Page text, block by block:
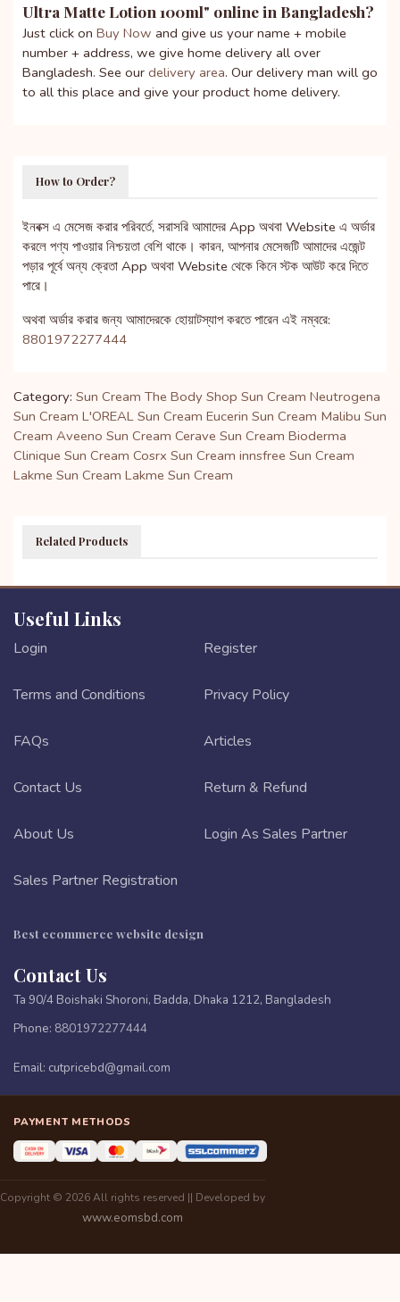
Ultra Matte Lotion 100ml" online in Bangladesh?
Just click on Buy Now and give us your name + mobile
number + address, we give home delivery all over
Bangladesh. See our delivery area. Our delivery man will go
to all this place and give your product home delivery.
How to Order?
ইনবক্স এ মেসেজ করার পরিবর্তে, সরাসরি আমাদের App অথবা Website এ অর্ডার
করলে পণ্য পাওয়ার নিশ্চয়তা বেশি থাকে। কারন, আপনার মেসেজটি আমাদের এজেন্ট
পড়ার পূর্বে অন্য ক্রেতা App অথবা Website থেকে কিনে স্টক আউট করে দিতে
পারে।
অথবা অর্ডার করার জন্য আমাদেরকে হোয়াটস্যাপ করতে পারেন এই নম্বরে:
8801972277444
Category: Sun Cream The Body Shop Sun Cream Neutrogena
Sun Cream L'OREAL Sun Cream Eucerin Sun Cream Malibu Sun
Cream Aveeno Sun Cream Cerave Sun Cream Bioderma
Clinique Sun Cream Cosrx Sun Cream innsfree Sun Cream
Lakme Sun Cream Lakme Sun Cream
Related Products
Useful Links
Login Register
Terms and Conditions Privacy Policy
FAQs Articles
Contact Us Return & Refund
About Us Login As Sales Partner
Sales Partner Registration
Best ecommerce website design
Contact Us
Ta 90/4 Boishaki Shoroni, Badda, Dhaka 1212, Bangladesh
Phone: 8801972277444
Email: cutpricebd@gmail.com
PAYMENT METHODS
Copyright © 2026 All rights reserved || Developed by
www.eomsbd.com